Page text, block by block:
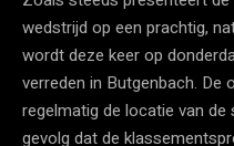
wedstrijd op een prachtig,
wordt deze keer op
verreden in Butgenbach.
regelmatig de locatie van
gevolg dat de